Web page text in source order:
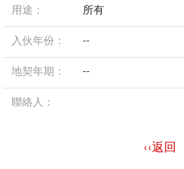
用途： 所有
入伙年份： --
地契年期： --
聯絡人：
‹‹返回